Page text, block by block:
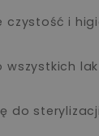
czystość i
wszystkich
do